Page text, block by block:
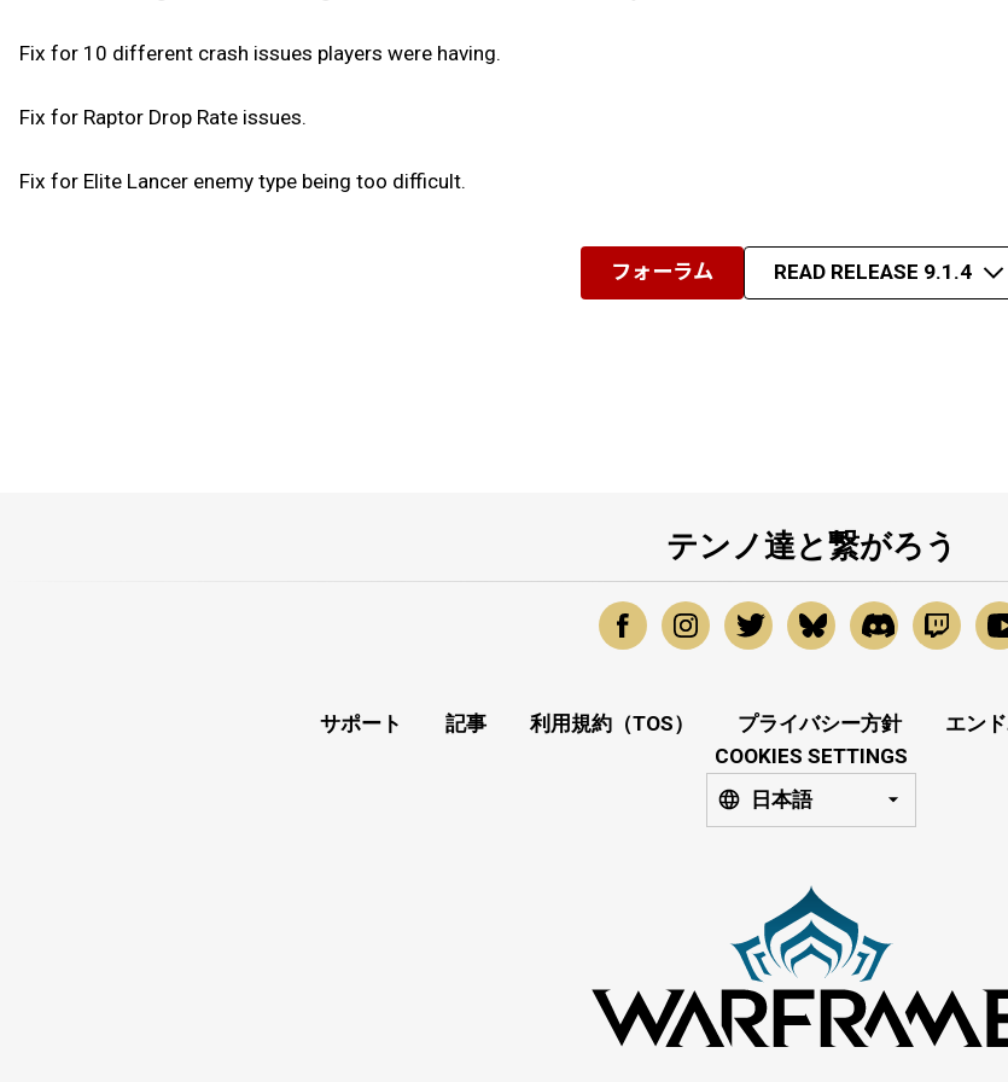
Fix for 10 different crash issues players were having.
Fix for Raptor Drop Rate issues.
Fix for Elite Lancer enemy type being too difficult.
フォーラム READ RELEASE 9.1.4
テンノ達と繋がろう
サポート 記事 利用規約（TOS） プライバシー方針
エン
COOKIES SETTINGS
日本語